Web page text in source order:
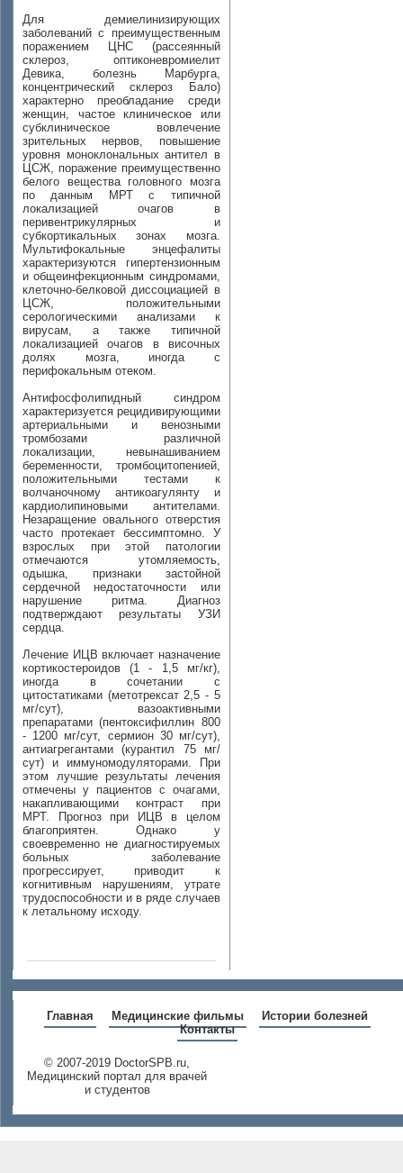
Для демиелинизирующих
заболеваний с преимущественным
поражением ЦНС (рассеянный
склероз, оптиконевромиелит
Девика, болезнь Марбурга,
концентрический склероз Бало)
характерно преобладание среди
женщин, частое клиническое или
субклиническое вовлечение
зрительных нервов, повышение
уровня моноклональных антител в
ЦСЖ, поражение преимущественно
белого вещества головного мозга
по данным МРТ с типичной
локализацией очагов в
перивентрикулярных и
субкортикальных зонах мозга.
Мультифокальные энцефалиты
характеризуются гипертензионным
и общеинфекционным синдромами,
клеточно-белковой диссоциацией в
ЦСЖ, положительными
серологическими анализами к
вирусам, а также типичной
локализацией очагов в височных
долях мозга, иногда с
перифокальным отеком.
Антифосфолипидный синдром
характеризуется рецидивирующими
артериальными и венозными
тромбозами различной
локализации, невынашиванием
беременности, тромбоцитопенией,
положительными тестами к
волчаночному антикоагулянту и
кардиолипиновыми антителами.
Незаращение овального отверстия
часто протекает бессимптомно. У
взрослых при этой патологии
отмечаются утомляемость,
одышка, признаки застойной
сердечной недостаточности или
нарушение ритма. Диагноз
подтверждают результаты УЗИ
сердца.
Лечение ИЦВ включает назначение
кортикостероидов (1 - 1,5 мг/кг),
иногда в сочетании с
цитостатиками (метотрексат 2,5 - 5
мг/сут), вазоактивными
препаратами (пентоксифиллин 800
- 1200 мг/сут, сермион 30 мг/сут),
антиагрегантами (курантил 75 мг/
сут) и иммуномодуляторами. При
этом лучшие результаты лечения
отмечены у пациентов с очагами,
накапливающими контраст при
МРТ. Прогноз при ИЦВ в целом
благоприятен. Однако у
своевременно не диагностируемых
больных заболевание
прогрессирует, приводит к
когнитивным нарушениям, утрате
трудоспособности и в ряде случаев
к летальному исходу.
Главная Медицинские фильмы
Истории болезней
Контакты
© 2007-2019 DoctorSPB.ru,
Медицинский портал для врачей
и студентов